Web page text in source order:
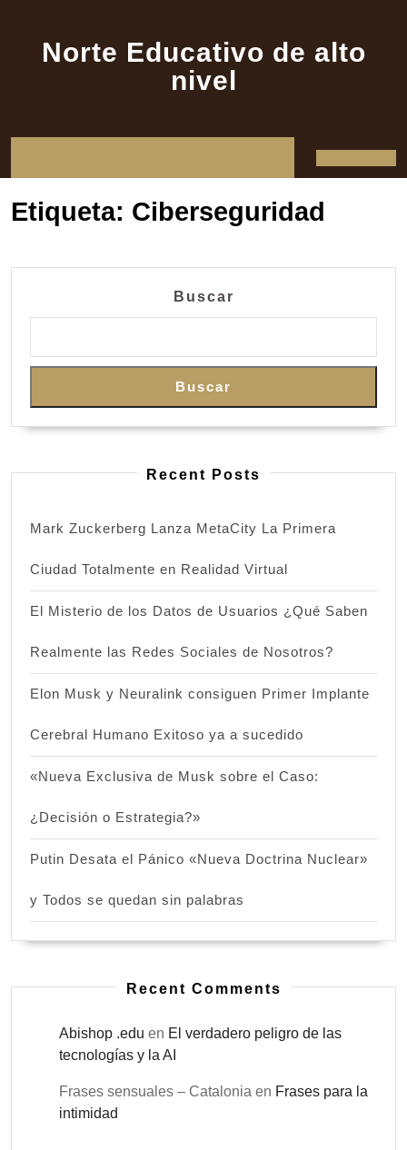
contenidoNorte Educativo de alto
nivel
de
Etiqueta: Ciberseguridad
Buscar
Buscar
Recent Posts
Mark Zuckerberg Lanza MetaCity La Primera
Ciudad Totalmente en Realidad Virtual
El Misterio de los Datos de Usuarios ¿Qué Saben
Realmente las Redes Sociales de Nosotros?
Elon Musk y Neuralink consiguen Primer Implante
Cerebral Humano Exitoso ya a sucedido
«Nueva Exclusiva de Musk sobre el Caso:
¿Decisión o Estrategia?»
Putin Desata el Pánico «Nueva Doctrina Nuclear»
y Todos se quedan sin palabras
Recent Comments
Abishop .edu en El verdadero peligro de las
tecnologías y la AI
Frases sensuales – Catalonia en Frases para la
intimidad